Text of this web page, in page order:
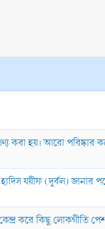
করা হয়। আরো
হাদিস যয়ীফ (দুর্বল)
কেন্দ্র করে কিছু লোকগীতি